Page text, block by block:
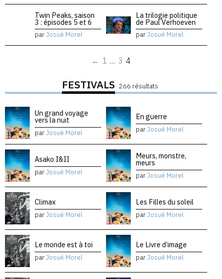
Twin Peaks, saison
3 : épisodes 5 et 6
parJosué Morel
La trilogie politique
de Paul Verhoeven
parJosué Morel
← 1 … 3 4
FESTIVALS 266 résultats
Un grand voyage
vers la nuit
parJosué Morel
En guerre
parJosué Morel
Asako I&II
parJosué Morel
Meurs, monstre,
meurs
parJosué Morel
Climax
parJosué Morel
Les Filles du soleil
parJosué Morel
Le monde est à toi
parJosué Morel
Le Livre d’image
parJosué Morel